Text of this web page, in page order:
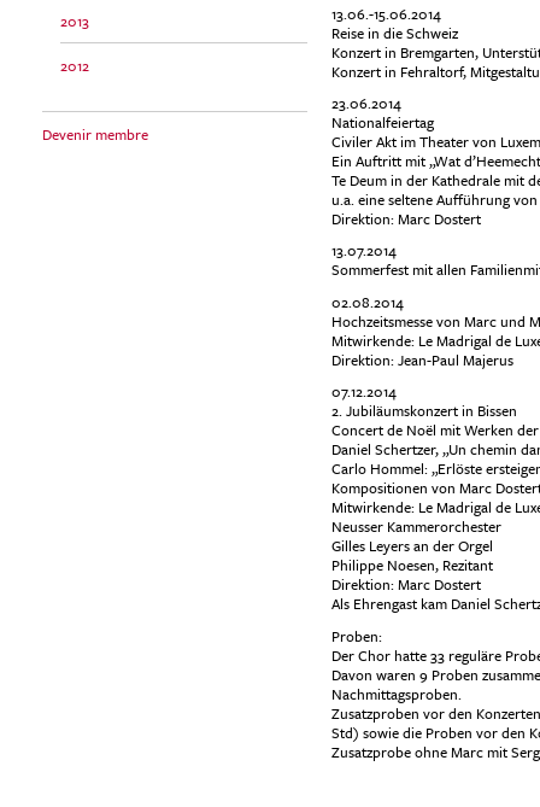
13.06.-15.06.2014
Reise in die Schweiz
Konzert in Bremgarten,
Konzert in Fehraltorf,
23.06.2014
Nationalfeiertag
Civiler Akt im Theater von
Ein Auftritt mit „Wat
Te Deum in der Kathedrale mit
u.a. eine seltene Aufführung
Direktion: Marc Dostert
13.07.2014
Sommerfest mit allen
02.08.2014
Hochzeitsmesse von Marc und
Mitwirkende: Le Madrigal de
Direktion: Jean-Paul Majerus
07.12.2014
2. Jubiläumskonzert in Bissen
Concert de Noël mit Werken
Daniel Schertzer, „Un chemin
Carlo Hommel: „Erlöste
Kompositionen von Marc
Mitwirkende: Le Madrigal de
Neusser Kammerorchester
Gilles Leyers an der Orgel
Philippe Noesen, Rezitant
Direktion: Marc Dostert
Als Ehrengast kam Daniel
Proben:
Der Chor hatte 33 reguläre
Davon waren 9 Proben
Nachmittagsproben.
Zusatzproben vor den
Std) sowie die Proben vor den
Zusatzprobe ohne Marc mit
2013
2012
Devenir membre